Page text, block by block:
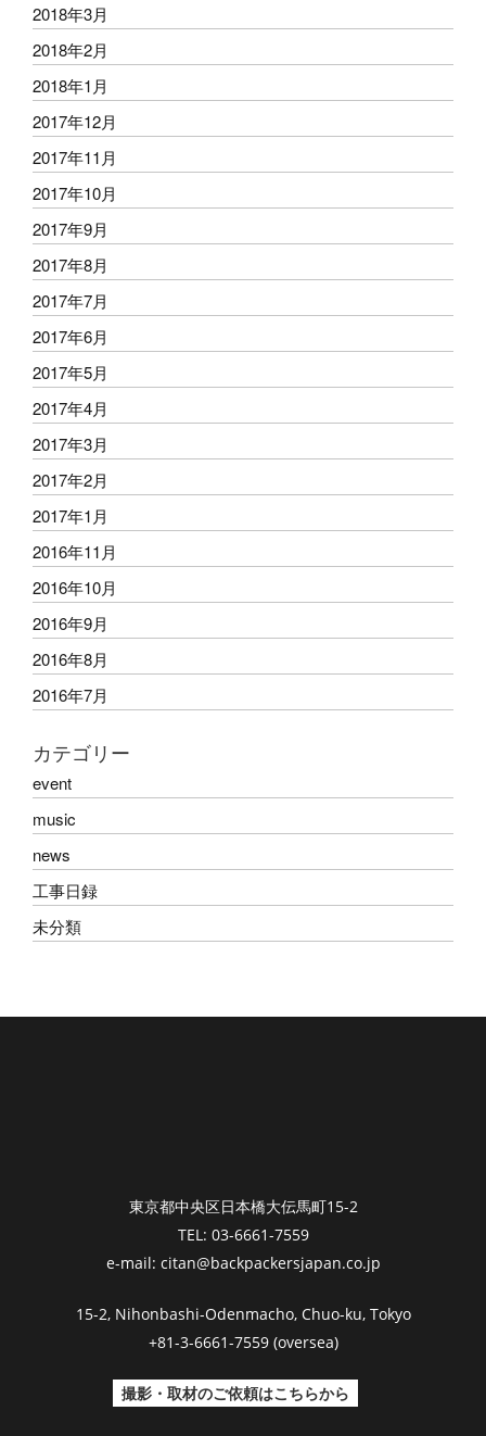
2018年3月
2018年2月
2018年1月
2017年12月
2017年11月
2017年10月
2017年9月
2017年8月
2017年7月
2017年6月
2017年5月
2017年4月
2017年3月
2017年2月
2017年1月
2016年11月
2016年10月
2016年9月
2016年8月
2016年7月
カテゴリー
event
music
news
工事日録
未分類
東京都中央区日本橋大伝馬町15-2
TEL: 03-6661-7559
e-mail: citan@backpackersjapan.co.jp
15-2, Nihonbashi-Odenmacho, Chuo-ku, Tokyo
+81-3-6661-7559 (oversea)
撮影・取材のご依頼はこちらから